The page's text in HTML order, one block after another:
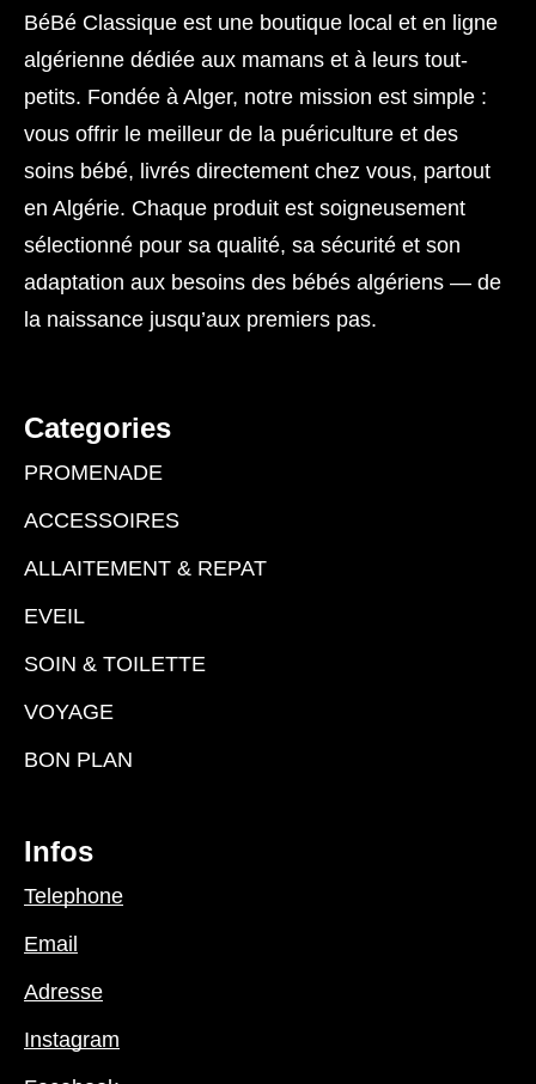
BéBé Classique est une boutique local et en ligne
algérienne dédiée aux mamans et à leurs tout-
petits. Fondée à Alger, notre mission est simple :
vous offrir le meilleur de la puériculture et des
soins bébé, livrés directement chez vous, partout
en Algérie. Chaque produit est soigneusement
sélectionné pour sa qualité, sa sécurité et son
adaptation aux besoins des bébés algériens — de
la naissance jusqu’aux premiers pas.
Categories
PROMENADE
ACCESSOIRES
ALLAITEMENT & REPAT
EVEIL
SOIN & TOILETTE
VOYAGE
BON PLAN
Infos
Telephone
Email
Adresse
Instagram